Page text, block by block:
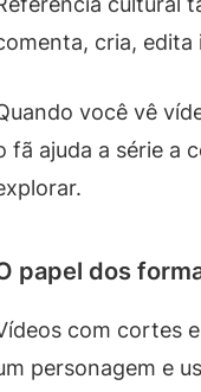
cria, edita
você vê
fã ajuda a série a
papel dos
com cortes
personagem e